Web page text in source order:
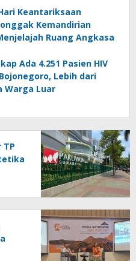
Keantariksaan
Kemandirian
Ruang Angkasa
Ada 4.251 Pasien HIV
Lebih dari
Warga Luar
TP